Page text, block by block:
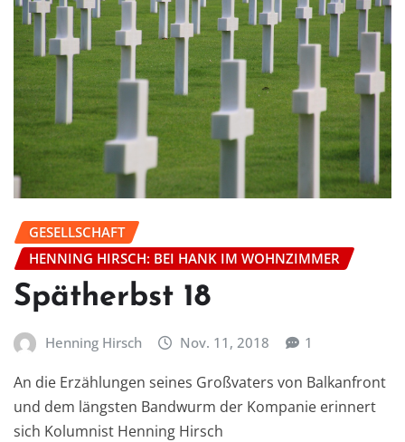
GESELLSCHAFT
HENNING HIRSCH: BEI HANK IM WOHNZIMMER
Spätherbst 18
Henning Hirsch Nov. 11, 2018 1
An die Erzählungen seines Großvaters von Balkanfront
und dem längsten Bandwurm der Kompanie erinnert
sich Kolumnist Henning Hirsch